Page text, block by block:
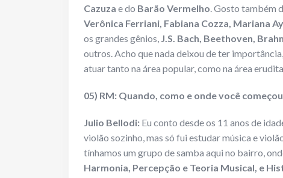
Cazuza e do Barão Vermelho. Gosto também
Verônica Ferriani, Fabiana Cozza, Mariana
os grandes gênios, J.S. Bach, Beethoven,
outros. Acho que nada deixou de ter
atuar tanto na área popular, como na área
05) RM: Quando, como e onde você
Julio Bellodi: Eu conto desde os 11 anos de
violão sozinho, mas só fui estudar música e
tínhamos um grupo de samba aqui no bairro,
Harmonia, Percepção e Teoria Musical, e